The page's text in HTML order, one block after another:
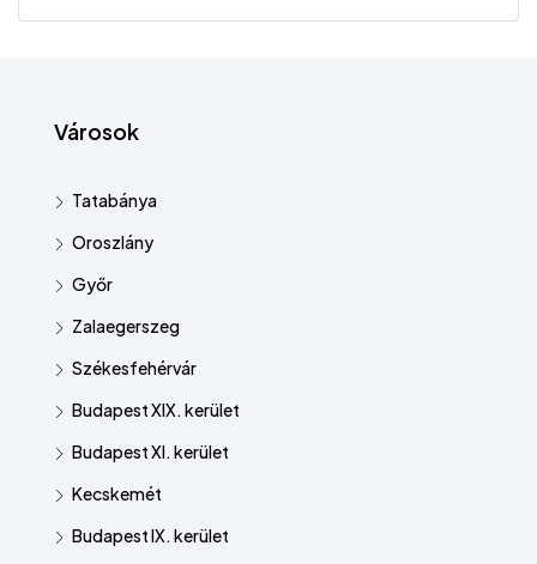
Városok
Tatabánya
Oroszlány
Győr
Zalaegerszeg
Székesfehérvár
Budapest XIX. kerület
Budapest XI. kerület
Kecskemét
Budapest IX. kerület